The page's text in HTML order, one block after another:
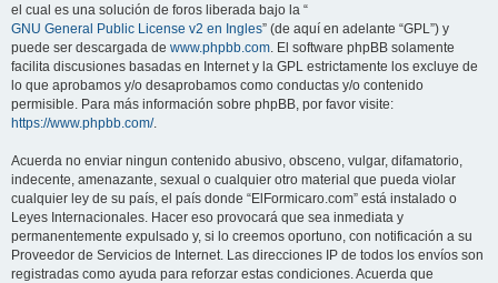
el cual es una solución de foros liberada bajo la “
GNU General Public License v2 en Ingles” (de aquí en adelante “GPL”) y
puede ser descargada de www.phpbb.com. El software phpBB solamente
facilita discusiones basadas en Internet y la GPL estrictamente los excluye de
lo que aprobamos y/o desaprobamos como conductas y/o contenido
permisible. Para más información sobre phpBB, por favor visite:
https://www.phpbb.com/.
Acuerda no enviar ningun contenido abusivo, obsceno, vulgar, difamatorio,
indecente, amenazante, sexual o cualquier otro material que pueda violar
cualquier ley de su país, el país donde “ElFormicaro.com” está instalado o
Leyes Internacionales. Hacer eso provocará que sea inmediata y
permanentemente expulsado y, si lo creemos oportuno, con notificación a su
Proveedor de Servicios de Internet. Las direcciones IP de todos los envíos son
registradas como ayuda para reforzar estas condiciones. Acuerda que